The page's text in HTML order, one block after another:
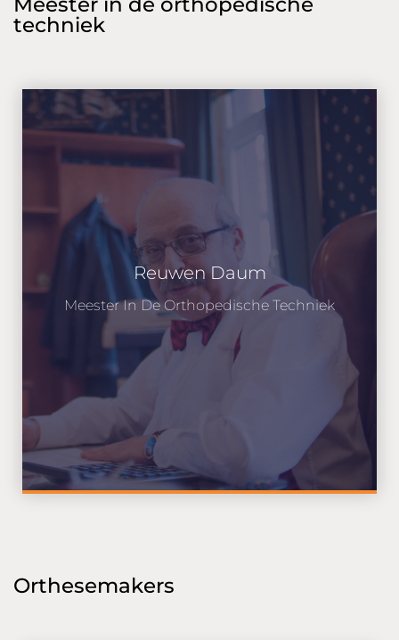
techniek
Reuwen Daum
Meester In De Orthopedische Techniek
Orthesemakers